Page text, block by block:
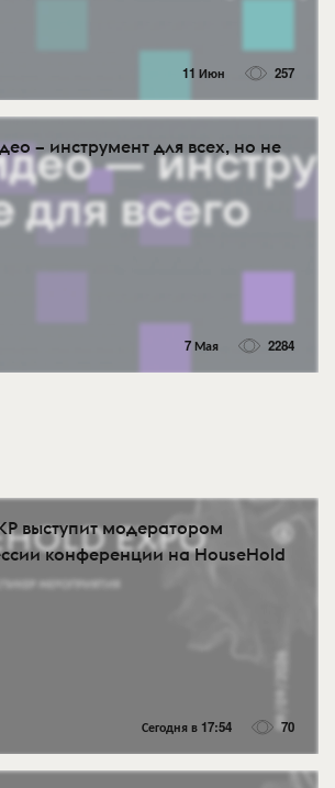
11 Июн 257
– инструмент для всех, но не
7 Мая 2284
выступит модератором
конференции на HouseHold
Сегодня в 17:54 70